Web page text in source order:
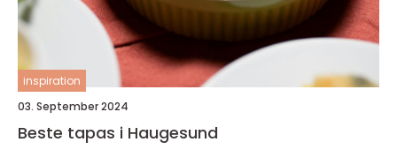
inspiration
03. September 2024
Beste tapas i Haugesund